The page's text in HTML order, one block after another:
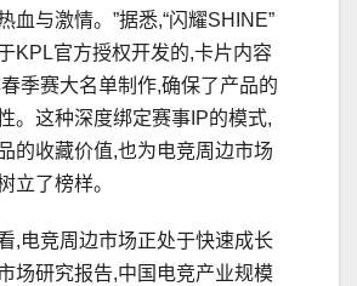
血与激情。”据悉,“闪耀SHINE”
KPL官方授权开发的,卡片内容
季赛大名单制作,确保了产品的
。这种深度绑定赛事IP的模式,
的收藏价值,也为电竞周边市场
立了榜样。
,电竞周边市场正处于快速成长
场研究报告,中国电竞产业规模